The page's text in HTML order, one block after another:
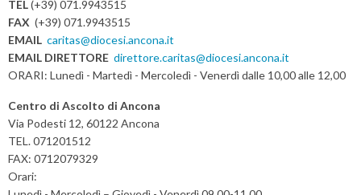
a
v
i
g
a
t
i
o
n
TEL(+39) 071.9943515
FAX (+39) 071.9943515
EMAIL caritas@diocesi.ancona.it
EMAIL DIRETTORE direttore.caritas@diocesi.ancona.it
ORARI: Lunedì - Martedì - Mercoledì - Venerdì dalle 10,00 alle 12,00
Centro di Ascolto di Ancona
Via Podesti 12, 60122 Ancona
TEL. 071201512
FAX: 0712079329
Orari: